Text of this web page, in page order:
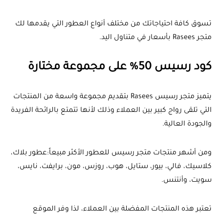
تسوق كافة احتياجاتك من مختلف أنواع العطور التي يقدمها لك
متجر Rasees بأسعار في متناول اليد.
كود رسيس 50% على مجموعة مختارة
يتميز متجر رسيس Rasees بتقديم مجموعة واسعة من المنتجات
التي تلقى رواج كبير بين العملاء وذلك لأنها تتمتع بالرائحة الفريدة
والجودة العالية.
ومن أشهر منتجات متجر رسيس للعطور الأكثر مبيعاً:عطور بلاك،
كلاسيك، فالي، بيور، ستايل، هوب، روزس، مون، برايفت، نايس،
سويت، وأنتنس.
تعتبر هذه المنتجات المفضلة بين العملاء، لذا وفر الموقع